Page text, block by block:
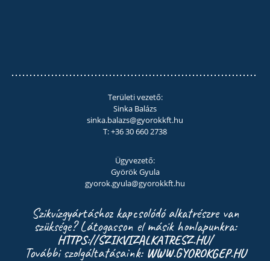
Területi vezető:
Sinka Balázs
sinka.balazs@gyorokkft.hu
T: +36 30 660 2738
Ügyvezető:
Györök Gyula
gyorok.gyula@gyorokkft.hu
Szikvízgyártáshoz kapcsolódó alkatrészre van
szüksége? Látogasson el másik honlapunkra:
HTTPS://SZIKVIZALKATRESZ.HU/
További szolgáltatásaink: WWW.GYOROKGEP.HU